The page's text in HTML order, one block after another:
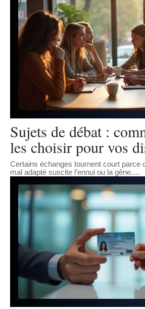
Sujets de débat :
les choisir pour vos
Certains échanges tournent court parce
mal adapté suscite l’ennui ou la gêne.…